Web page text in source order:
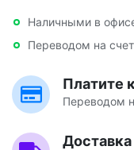
Наличными в
Переводом на счет
Платите
Переводом